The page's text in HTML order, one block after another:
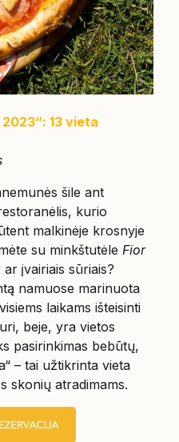
13 vieta
šile ant
kurio
malkinėje krosnyje
su minkštutėle Fior
ar įvairiais sūriais?
namuose marinuota
laikams išteisinti
beje, yra vietos
pasirinkimas bebūtų,
– tai užtikrinta vieta
skonių atradimams.